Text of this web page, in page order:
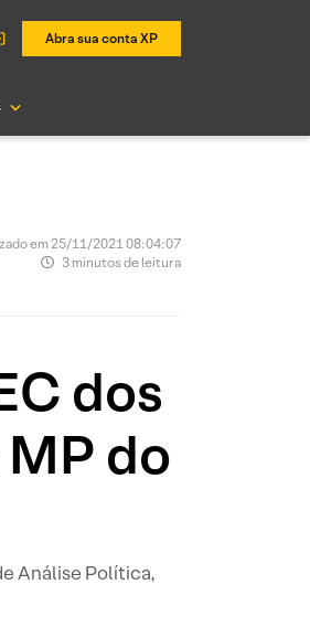
Abra sua conta XP
em 25/11/2021 08:04:07
3 minutos de leitura
dos
do
Análise Política,